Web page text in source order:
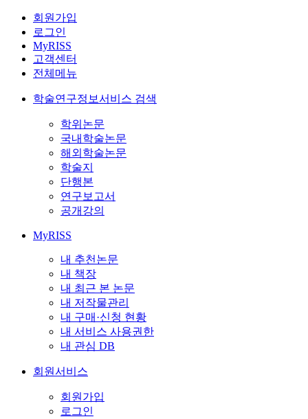
회원가입
로그인
MyRISS
고객센터
전체메뉴
학술연구정보서비스 검색
학위논문
국내학술논문
해외학술논문
학술지
단행본
연구보고서
공개강의
MyRISS
내 추천논문
내 책장
내 최근 본 논문
내 저작물관리
내 구매·신청 현황
내 서비스 사용권한
내 관심 DB
회원서비스
회원가입
로그인